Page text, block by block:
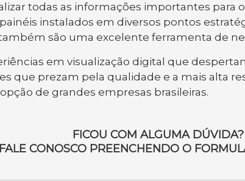
todas as informações importantes para
instalados em diversos pontos
são uma excelente ferramenta de
em visualização digital que
que prezam pela qualidade e a mais alta
de grandes empresas brasileiras.
FICOU COM ALGUMA DÚVIDA?
FALE CONOSCO PREENCHENDO O